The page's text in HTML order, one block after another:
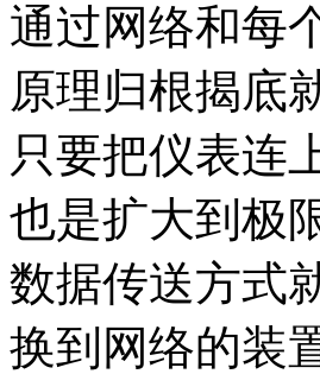
通过网络和每
原理归根揭底
只要把仪表连
也是扩大到极
数据传送方式
换到网络的装